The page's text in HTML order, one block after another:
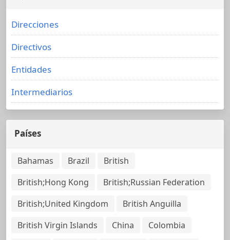
Direcciones
Directivos
Entidades
Intermediarios
Países
Bahamas Brazil
British
British;Hong Kong
British;Russian Federation
British;United Kingdom
British Anguilla
British Virgin Islands
China
Colombia